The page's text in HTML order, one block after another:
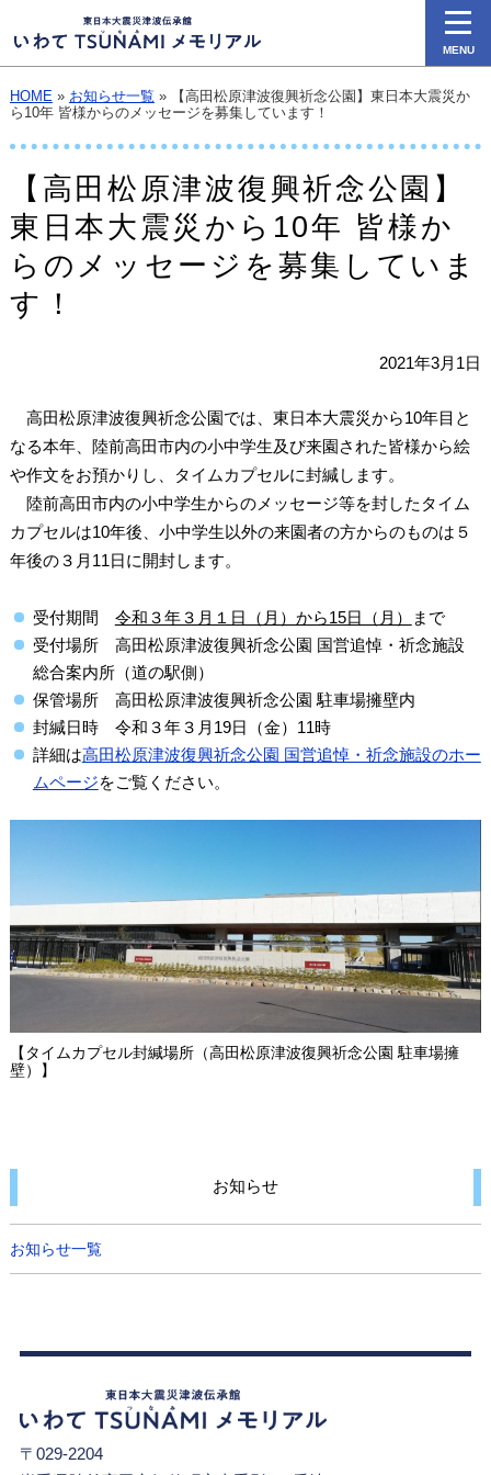
HOME» お知らせ一覧 » 【高田松原津波復興祈念公園】東日本大震災か
ら10年 皆様からのメッセージを募集しています！
【高田松原津波復興祈念公園】
東日本大震災から10年 皆様か
らのメッセージを募集していま
す！
2021年3月1日
高田松原津波復興祈念公園では、東日本大震災から10年目と
なる本年、陸前高田市内の小中学生及び来園された皆様から絵
や作文をお預かりし、タイムカプセルに封緘します。
陸前高田市内の小中学生からのメッセージ等を封したタイム
カプセルは10年後、小中学生以外の来園者の方からのものは５
年後の３月11日に開封します。
受付期間 令和３年３月１日（月）から15日（月）
まで
受付場所 高田松原津波復興祈念公園 国営追悼・祈念施設
総合案内所（道の駅側）
保管場所 高田松原津波復興祈念公園 駐車場擁壁内
封緘日時 令和３年３月19日（金）11時
詳細は高田松原津波復興祈念公園 国営追悼・祈念施設のホー
ムページをご覧ください。
【タイムカプセル封緘場所（高田松原津波復興祈念公園 駐車場擁
壁）】
お知らせ
お知らせ一覧
〒029-2204
MENU